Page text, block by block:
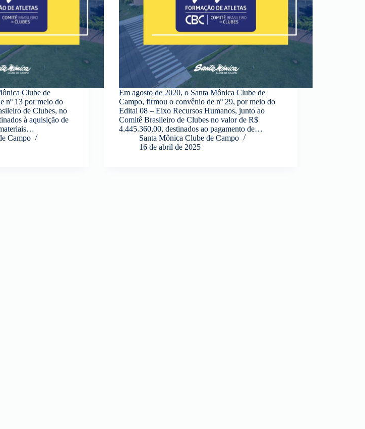
Clube de
nº 13 por meio do
de Clubes, no
à aquisição de
Campo
Em agosto de 2020, o Santa Mônica Clube de
Campo, firmou o convênio de nº 29, por meio do
Edital 08 – Eixo Recursos Humanos, junto ao
Comitê Brasileiro de Clubes no valor de R$
4.445.360,00, destinados ao pagamento de…
Santa Mônica Clube de Campo
16 de abril de 2025